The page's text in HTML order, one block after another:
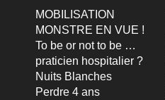
MOBILISATION
MONSTRE EN VUE !
To be or not to be …
praticien hospitalier ?
Nuits Blanches
Perdre 4 ans